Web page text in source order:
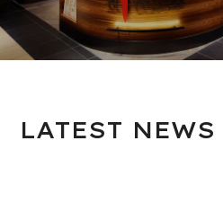
LATEST NEWS